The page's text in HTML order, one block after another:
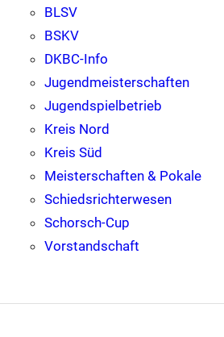
BLSV
BSKV
DKBC-Info
Jugendmeisterschaften
Jugendspielbetrieb
Kreis Nord
Kreis Süd
Meisterschaften & Pokale
Schiedsrichterwesen
Schorsch-Cup
Vorstandschaft